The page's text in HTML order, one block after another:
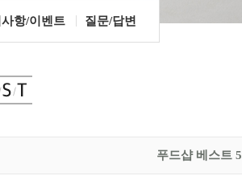
항/이벤트 질문/답변
푸드샵 베스트 5